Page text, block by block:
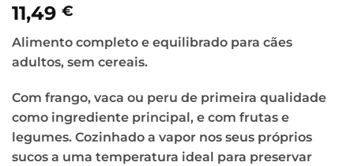
11,49 €
Alimento completo e equilibrado para cães
adultos, sem cereais.
Com frango, vaca ou peru de primeira qualidade
como ingrediente principal, e com frutas e
legumes. Cozinhado a vapor nos seus próprios
sucos a uma temperatura ideal para preservar